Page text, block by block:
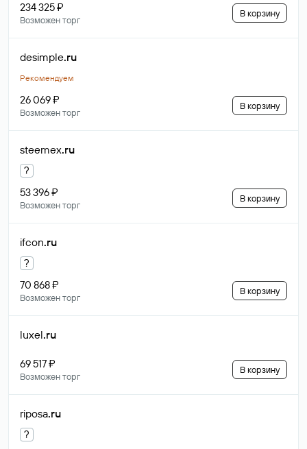
234 325 ₽
Возможен торг
В корзину
desimple.ru
Рекомендуем
26 069 ₽
Возможен торг
В корзину
steemex.ru
?
53 396 ₽
Возможен торг
В корзину
ifcon.ru
?
70 868 ₽
Возможен торг
В корзину
luxel.ru
69 517 ₽
Возможен торг
В корзину
riposa.ru
?